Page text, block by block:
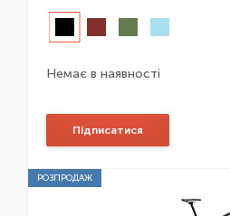
Немає в наявності
Підписатися
РОЗПРОДАЖ